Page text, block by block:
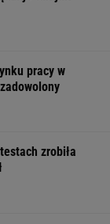
pracy w
zrobiła